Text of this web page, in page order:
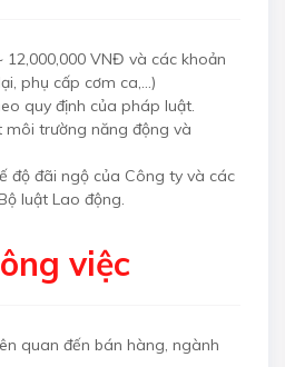
12,000,000 VNĐ và các khoản
phụ cấp cơm ca,…)
quy định của pháp luật.
trường năng động và
độ đãi ngộ của Công ty và các
luật Lao động.
việc
quan đến bán hàng, ngành